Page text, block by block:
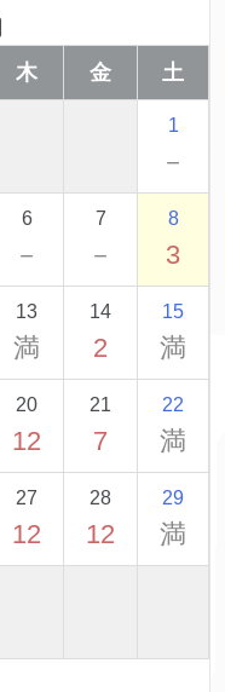
木 金 土
1
－
6
－
7
－
8
3
13
満
14
2
15
満
20
12
21
7
22
満
27
12
28
12
29
満